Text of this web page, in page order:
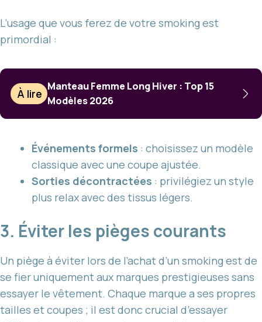
L’usage que vous ferez de votre smoking est
primordial :
À lire
Manteau Femme Long Hiver : Top 15
Modèles 2026
Événements formels : choisissez un modèle
classique avec une coupe ajustée.
Sorties décontractées : privilégiez un style
plus relax avec des tissus légers.
3. Éviter les pièges courants
Un piège à éviter lors de l’achat d’un smoking est de
se fier uniquement aux marques prestigieuses sans
essayer le vêtement. Chaque marque a ses propres
tailles et coupes ; il est donc crucial d’essayer